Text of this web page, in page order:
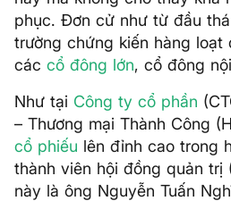
phục. Đơn cử như từ đầu
trường chứng kiến hàng loạt
các cổ đông lớn, cổ đông
Như tại Công ty cổ phần
– Thương mại Thành Công
cổ phiếu lên đỉnh cao trong
thành viên hội đồng quản
này là ông Nguyễn Tuấn